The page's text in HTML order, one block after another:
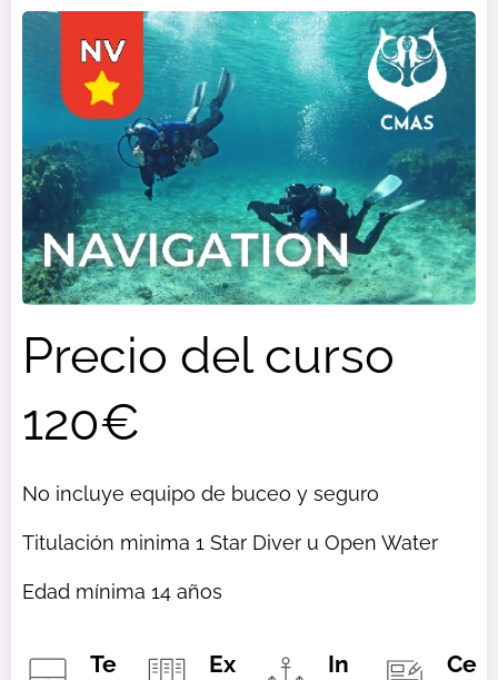
Precio del curso
120€
No incluye equipo de buceo y seguro
Titulación minima 1 Star Diver u Open Water
Edad mínima 14 años
Te
Ex
In
Ce